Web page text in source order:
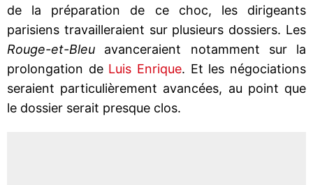
de la préparation de ce choc, les dirigeants
parisiens travailleraient sur plusieurs dossiers. Les
Rouge-et-Bleu avanceraient notamment sur la
prolongation de Luis Enrique. Et les négociations
seraient particulièrement avancées, au point que
le dossier serait presque clos.